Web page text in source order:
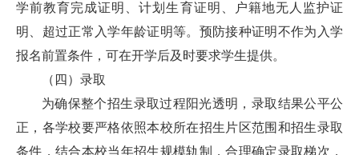
学前教育完成证明、计划生育证明、户籍地无人监护证
明、超过正常入学年龄证明等。预防接种证明不作为入学
报名前置条件，可在开学后及时要求学生提供。
（四）录取
为确保整个招生录取过程阳光透明，录取结果公平公
正，各学校要严格依照本校所在招生片区范围和招生录取
条件，结合本校当年招生规模轨制，合理确定录取梯次，